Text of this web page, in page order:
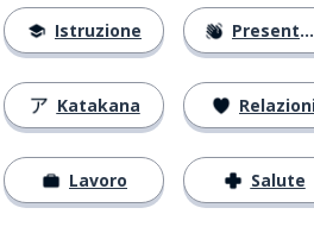
Istruzione
Katakana
Lavoro
Presentarsi
Salute